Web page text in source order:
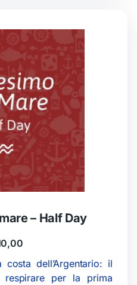
– Half Day
dell’Argentario: il
respirare per la prima